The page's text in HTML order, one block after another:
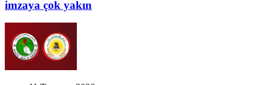
imzaya çok yakın